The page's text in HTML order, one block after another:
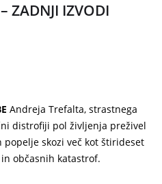
ZADNJI IZVODI
Andreja Trefalta, strastnega
distrofiji pol življenja preživel
skozi več kot štirideset
občasnih katastrof.